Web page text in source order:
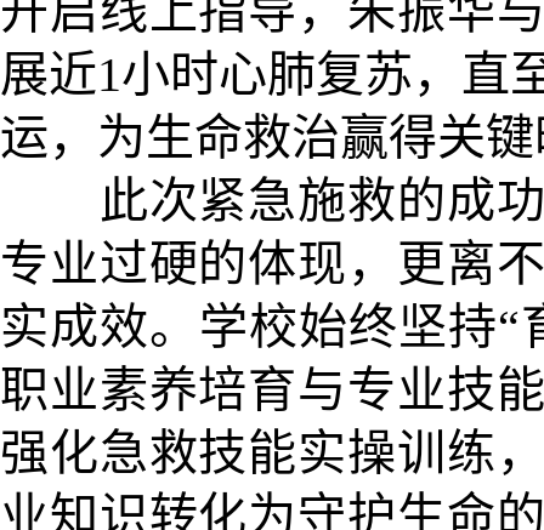
开启线上指导，朱振华
展近1小时心肺复苏，直
运，为生命救治赢得关
此次紧急施救的成功
专业过硬的体现，更离
实成效。学校始终坚持
职业素养培育与专业技
强化急救技能实操训练
业知识转化为守护生命